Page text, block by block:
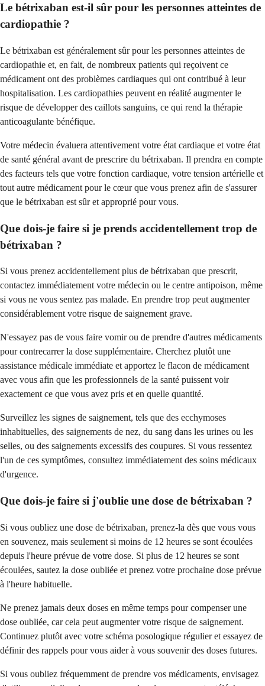
Le bétrixaban est-il sûr pour les personnes atteintes de
cardiopathie ?
Le bétrixaban est généralement sûr pour les personnes atteintes de
cardiopathie et, en fait, de nombreux patients qui reçoivent ce
médicament ont des problèmes cardiaques qui ont contribué à leur
hospitalisation. Les cardiopathies peuvent en réalité augmenter le
risque de développer des caillots sanguins, ce qui rend la thérapie
anticoagulante bénéfique.
Votre médecin évaluera attentivement votre état cardiaque et votre état
de santé général avant de prescrire du bétrixaban. Il prendra en compte
des facteurs tels que votre fonction cardiaque, votre tension artérielle et
tout autre médicament pour le cœur que vous prenez afin de s'assurer
que le bétrixaban est sûr et approprié pour vous.
Que dois-je faire si je prends accidentellement trop de
bétrixaban ?
Si vous prenez accidentellement plus de bétrixaban que prescrit,
contactez immédiatement votre médecin ou le centre antipoison, même
si vous ne vous sentez pas malade. En prendre trop peut augmenter
considérablement votre risque de saignement grave.
N'essayez pas de vous faire vomir ou de prendre d'autres médicaments
pour contrecarrer la dose supplémentaire. Cherchez plutôt une
assistance médicale immédiate et apportez le flacon de médicament
avec vous afin que les professionnels de la santé puissent voir
exactement ce que vous avez pris et en quelle quantité.
Surveillez les signes de saignement, tels que des ecchymoses
inhabituelles, des saignements de nez, du sang dans les urines ou les
selles, ou des saignements excessifs des coupures. Si vous ressentez
l'un de ces symptômes, consultez immédiatement des soins médicaux
d'urgence.
Que dois-je faire si j'oublie une dose de bétrixaban ?
Si vous oubliez une dose de bétrixaban, prenez-la dès que vous vous
en souvenez, mais seulement si moins de 12 heures se sont écoulées
depuis l'heure prévue de votre dose. Si plus de 12 heures se sont
écoulées, sautez la dose oubliée et prenez votre prochaine dose prévue
à l'heure habituelle.
Ne prenez jamais deux doses en même temps pour compenser une
dose oubliée, car cela peut augmenter votre risque de saignement.
Continuez plutôt avec votre schéma posologique régulier et essayez de
définir des rappels pour vous aider à vous souvenir des doses futures.
Si vous oubliez fréquemment de prendre vos médicaments, envisagez